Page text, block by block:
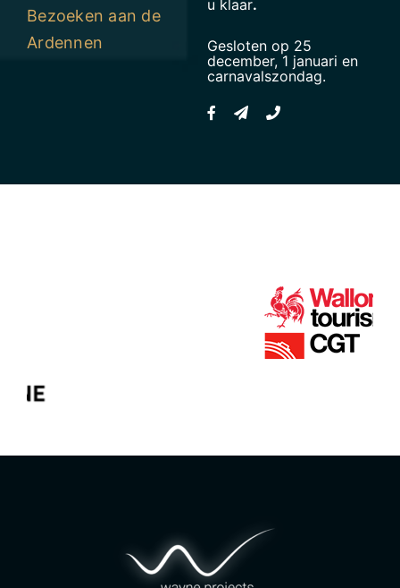
Bezoeken aan de
Ardennen
u klaar.
Gesloten op 25
december, 1 januari en
carnavalszondag.
Grafische identiteit & Web Design door